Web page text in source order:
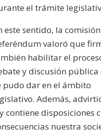
el trámite
este sentido, la
valoró que
habilitar el
y discusión pública
pudo dar en el ámbito
Además,
contiene disposiciones
nuestra